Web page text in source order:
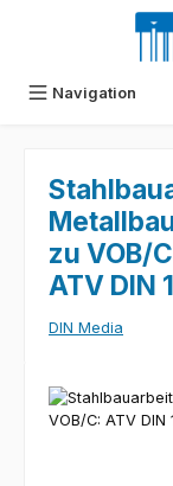
Zum Hauptinhalt
Navigation
zu VOB/
ATV DIN
DIN Media
Bildergalerie